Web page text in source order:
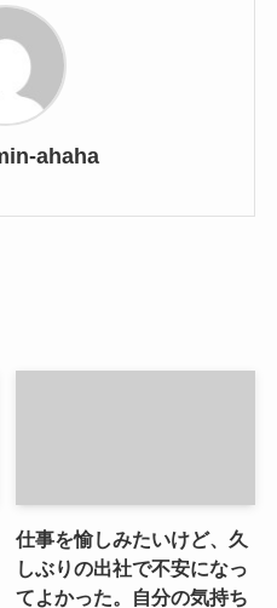
ahaha
仕事を愉しみたいけど、久
しぶりの出社で不安になっ
てよかった。自分の気持ち